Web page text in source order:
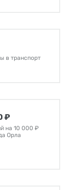
в транспорт
₽
на 10 000 ₽
Орла